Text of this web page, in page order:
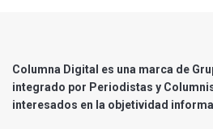
Columna Digital es una marca de
integrado por Periodistas y
interesados en la objetividad